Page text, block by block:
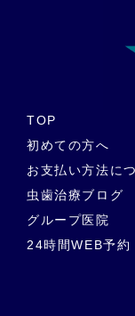
原因になることがあります。 副交感神経
と身体の免疫機能
する身体の働きが
加します。このと
合があります。 飲酒や入浴入浴によって血流が良くなり、歯や
歯茎の痛みを感じ
くする作用があり
歯が痛くなる原因となる場
が痛い時の対処法
置を含めた歯痛の
きたくても行けな
早めに歯医者／歯科
TOP
初めての方へ
お支払い方法に
虫歯治療ブログ
グループ医院
24時間WEB予約